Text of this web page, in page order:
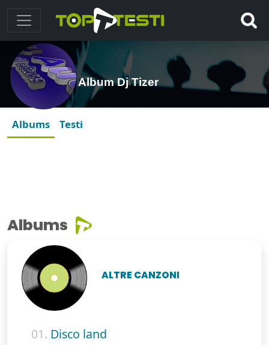
Album Dj Tizer
Albums Testi
Albums
ALTRE CANZONI
01. Disco land